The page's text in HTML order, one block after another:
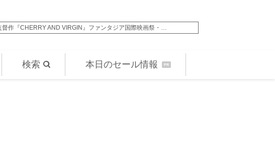
トーリー５』ピクサー・アニメーション史上最速で興行…
検索 本日のセール情報 PR